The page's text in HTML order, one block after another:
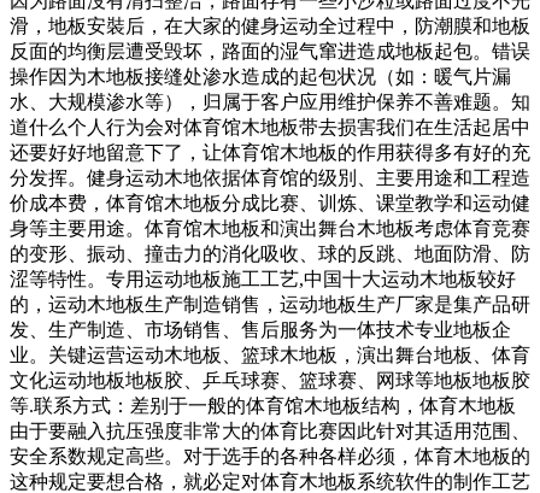
滑，地板安裝后，在大家的健身运动全过程中，防潮膜和地板
反面的均衡层遭受毁坏，路面的湿气窜进造成地板起包。错误
操作因为木地板接缝处渗水造成的起包状况（如：暖气片漏
水、大规模渗水等），归属于客户应用维护保养不善难题。知
道什么个人行为会对体育馆木地板带去损害我们在生活起居中
还要好好地留意下了，让体育馆木地板的作用获得多有好的充
分发挥。健身运动木地依据体育馆的级別、主要用途和工程造
价成本费，体育馆木地板分成比赛、训炼、课堂教学和运动健
身等主要用途。体育馆木地板和演出舞台木地板考虑体育竞赛
的变形、振动、撞击力的消化吸收、球的反跳、地面防滑、防
涩等特性。专用运动地板施工工艺,中国十大运动木地板较好
的，运动木地板生产制造销售，运动地板生产厂家是集产品研
发、生产制造、市场销售、售后服务为一体技术专业地板企
业。关键运营运动木地板、篮球木地板，演出舞台地板、体育
文化运动地板地板胶、乒乓球赛、篮球赛、网球等地板地板胶
等.联系方式：差别于一般的体育馆木地板结构，体育木地板
由于要融入抗压强度非常大的体育比赛因此针对其适用范围、
安全系数规定高些。对于选手的各种各样必须，体育木地板的
这种规定要想合格，就必定对体育木地板系统软件的制作工艺